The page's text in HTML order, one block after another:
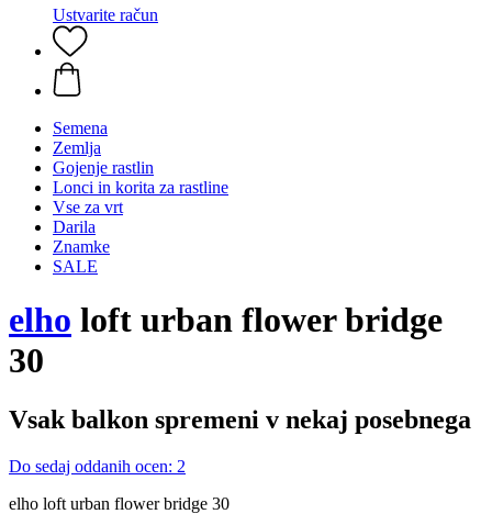
Ustvarite račun
Semena
Zemlja
Gojenje rastlin
Lonci in korita za rastline
Vse za vrt
Darila
Znamke
SALE
elho loft urban flower bridge
30
Vsak balkon spremeni v nekaj posebnega
Do sedaj oddanih ocen: 2
elho loft urban flower bridge 30